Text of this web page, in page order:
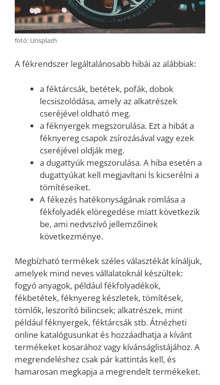
fotó: Unsplash
A fékrendszer legáltalánosabb hibái az alábbiak:
a féktárcsák, betétek, pofák, dobok
lecsiszolódása, amely az alkatrészek
cseréjével oldható meg.
a féknyergek megszorulása. Ezt a hibát a
féknyereg csapok zsírozásával vagy ezek
cseréjével oldják meg.
a dugattyúk megszorulása. A hiba esetén a
dugattyúkat kell megjavítani ls kicserélni a
tömítéseiket.
A fékezés hatékonyságának romlása a
fékfolyadék elöregedése miatt következik
be, ami nedvszívó jellemzőinek
következménye.
Megbízható termékek széles választékát kínáljuk,
amelyek mind neves vállalatoknál készültek:
fogyó anyagok, például fékfolyadékok,
fékbetétek, féknyereg készletek, tömítések,
tömlők, leszorító bilincsek; alkatrészek, mint
például féknyergek, féktárcsák stb. Átnézheti
online katalógusunkat és hozzáadhatja a kívánt
termékeket kosarához vagy kívánságlistájához. A
megrendeléshez csak pár kattintás kell, és
hamarosan megkapja a megrendelt termékeket.